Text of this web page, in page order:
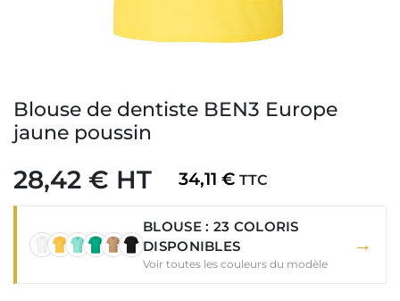
Blouse de dentiste BEN3 Europe
jaune poussin
28,42 € HT 34,11 € TTC
BLOUSE : 23 COLORIS
DISPONIBLES
Voir toutes les couleurs du modèle
→